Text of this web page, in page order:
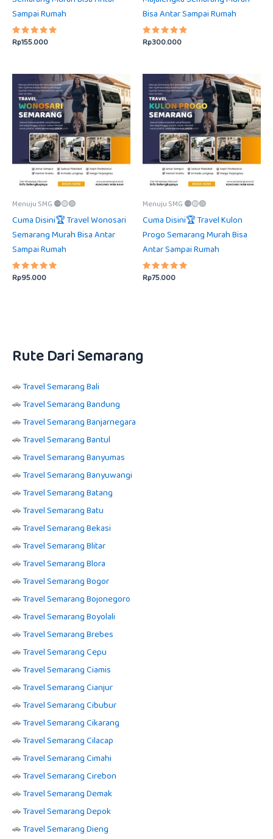
Sampai Rumah
Dinilai
5.00
Rp155.000
Bisa Antar Sampai Rumah
Dinilai
5.00
Rp300.000
Menuju SMG 🟠🟡🟢
Cuma Disini🏆 Travel Wonosari
Semarang Murah Bisa Antar
Sampai Rumah
Dinilai
5.00
Rp95.000
Menuju SMG 🟠🟡🟢
Cuma Disini🏆 Travel Kulon
Progo Semarang Murah Bisa
Antar Sampai Rumah
Dinilai
5.00
Rp75.000
Rute Dari Semarang
🚗Travel Semarang Bali
🚗Travel Semarang Bandung
🚗Travel Semarang Banjarnegara
🚗Travel Semarang Bantul
🚗Travel Semarang Banyumas
🚗Travel Semarang Banyuwangi
🚗Travel Semarang Batang
🚗Travel Semarang Batu
🚗Travel Semarang Bekasi
🚗Travel Semarang Blitar
🚗Travel Semarang Blora
🚗Travel Semarang Bogor
🚗Travel Semarang Bojonegoro
🚗Travel Semarang Boyolali
🚗Travel Semarang Brebes
🚗Travel Semarang Cepu
🚗Travel Semarang Ciamis
🚗Travel Semarang Cianjur
🚗Travel Semarang Cibubur
🚗Travel Semarang Cikarang
🚗Travel Semarang Cilacap
🚗Travel Semarang Cimahi
🚗Travel Semarang Cirebon
🚗Travel Semarang Demak
🚗Travel Semarang Depok
🚗Travel Semarang Dieng